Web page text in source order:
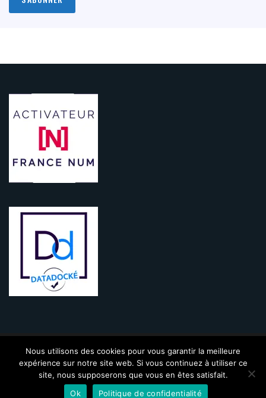
KINIC - 2009-2021 - Tous droits réservés |Mentions légales|CGV
Politique de confidentialité |Contact
Nous utilisons des cookies pour vous garantir la meilleure
expérience sur notre site web. Si vous continuez à utiliser ce
site, nous supposerons que vous en êtes satisfait.
Ok
Politique de confidentialité